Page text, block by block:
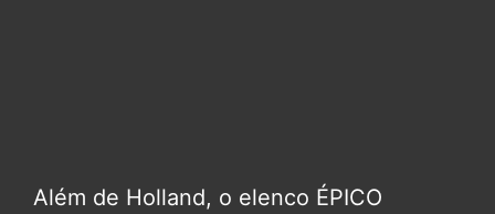
Além de Holland, o elenco ÉPICO